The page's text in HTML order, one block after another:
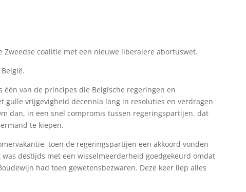
Zweedse coalitie met een nieuwe liberalere abortuswet.
één van de principes die Belgische regeringen en
gulle vrijgevigheid decennia lang in resoluties en verdragen
dan, in een snel compromis tussen regeringspartijen, dat
te kiepen.
toen de regeringspartijen een akkoord vonden
destijds met een wisselmeerderheid goedgekeurd omdat
had toen gewetensbezwaren. Deze keer liep alles